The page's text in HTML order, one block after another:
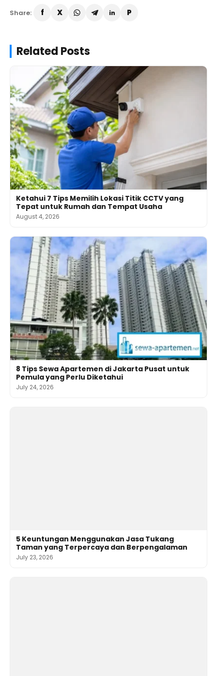
Share:
Related Posts
Ketahui 7 Tips Memilih Lokasi Titik CCTV yang
Tepat untuk Rumah dan Tempat Usaha
August 4, 2026
8 Tips Sewa Apartemen di Jakarta Pusat untuk
Pemula yang Perlu Diketahui
July 24, 2026
5 Keuntungan Menggunakan Jasa Tukang
Taman yang Terpercaya dan Berpengalaman
July 23, 2026